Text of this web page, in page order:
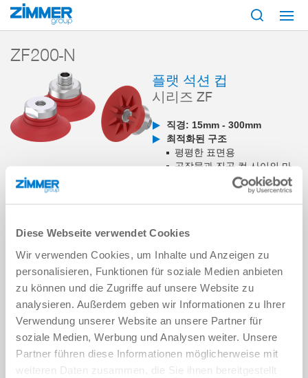
Diese Webseite verwendet Cookies
Wir verwenden Cookies, um Inhalte und Anzeigen zu
personalisieren, Funktionen für soziale Medien anbieten
zu können und die Zugriffe auf unsere Website zu
analysieren. Außerdem geben wir Informationen zu Ihrer
Verwendung unserer Website an unsere Partner für
soziale Medien, Werbung und Analysen weiter. Unsere
Partner führen diese Informationen möglicherweise mit
weiteren Daten zusammen, die Sie ihnen bereitgestellt
시작 제품 시리즈 ZF ZF200-N
ZF200-N
플랫 석션 컵
시리즈 ZF
직경: 15mm - 300mm
최적화된 구조
평평한 표면용
공작물과 진공 컵 사이의 마
찰력을 높이기 위해 석션 컵
밑면에 홈이 파인 프로파일
이 있습니다
사용 분야
목재 및 합성 재료
금속
장바구니에 추가
비교에 추가